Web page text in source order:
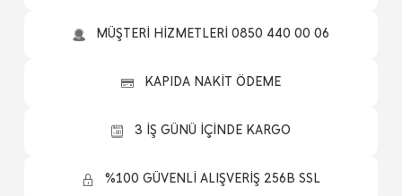
MÜŞTERİ HİZMETLERİ 0850 440 00 06
KAPIDA NAKİT ÖDEME
3 İŞ GÜNÜ İÇİNDE KARGO
%100 GÜVENLİ ALIŞVERİŞ 256B SSL